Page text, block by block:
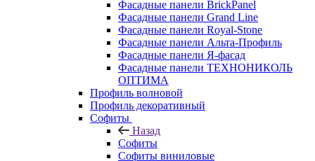
Фасадные панели BrickPanel
Фасадные панели Grand Line
Фасадные панели Royal-Stone
Фасадные панели Альта-Профиль
Фасадные панели Я-фасад
Фасадные панели ТЕХНОНИКОЛЬ
ОПТИМА
Профиль волновой
Профиль декоративный
Софиты
Назад
Софиты
Софиты виниловые